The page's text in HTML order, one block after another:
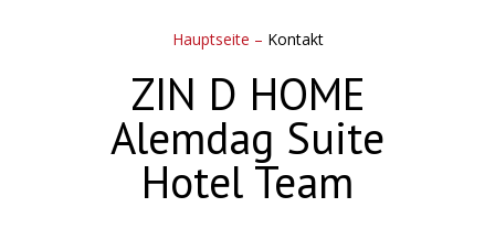
Hauptseite – Kontakt
ZIN D HOME
Alemdag Suite
Hotel Team